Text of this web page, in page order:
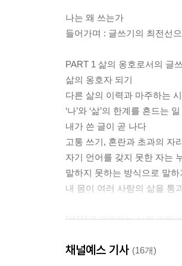
나는 왜 쓰는가
들어가며 : 글쓰기의 최전선
PART 1 삶의 옹호로서의 글
삶의 옹호자 되기
다른 삶의 이력과 마주하는
‘나’와 ‘삶’의 한계를 흔드는 일
내가 쓴 글이 곧 나다
고통 쓰기, 혼란과 초과의 자
자기 언어를 갖지 못한 자는
말하지 못하는 방식으로 말하
내 몸이 여러 사람의 삶을 통
PART 2 감응하는 신체 만들
말들의 풍경 즐기기
채널예스 기사 (16개)